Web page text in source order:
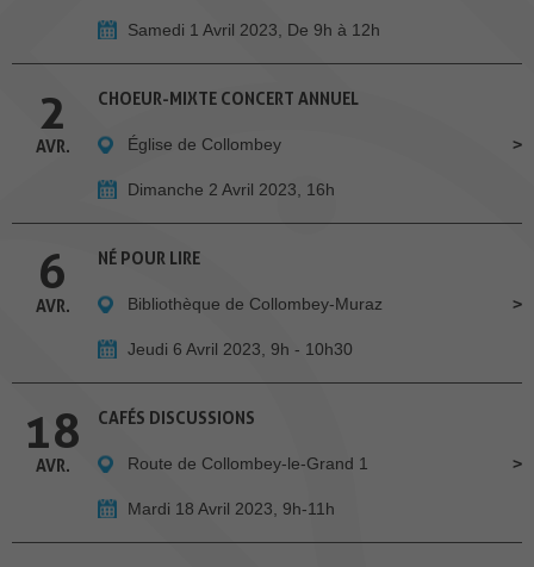
Samedi 1 Avril 2023, De 9h à 12h
2
AVR.
CHOEUR-MIXTE CONCERT ANNUEL
Église de Collombey
Dimanche 2 Avril 2023, 16h
6
AVR.
NÉ POUR LIRE
Bibliothèque de Collombey-Muraz
Jeudi 6 Avril 2023, 9h - 10h30
18
AVR.
CAFÉS DISCUSSIONS
Route de Collombey-le-Grand 1
Mardi 18 Avril 2023, 9h-11h